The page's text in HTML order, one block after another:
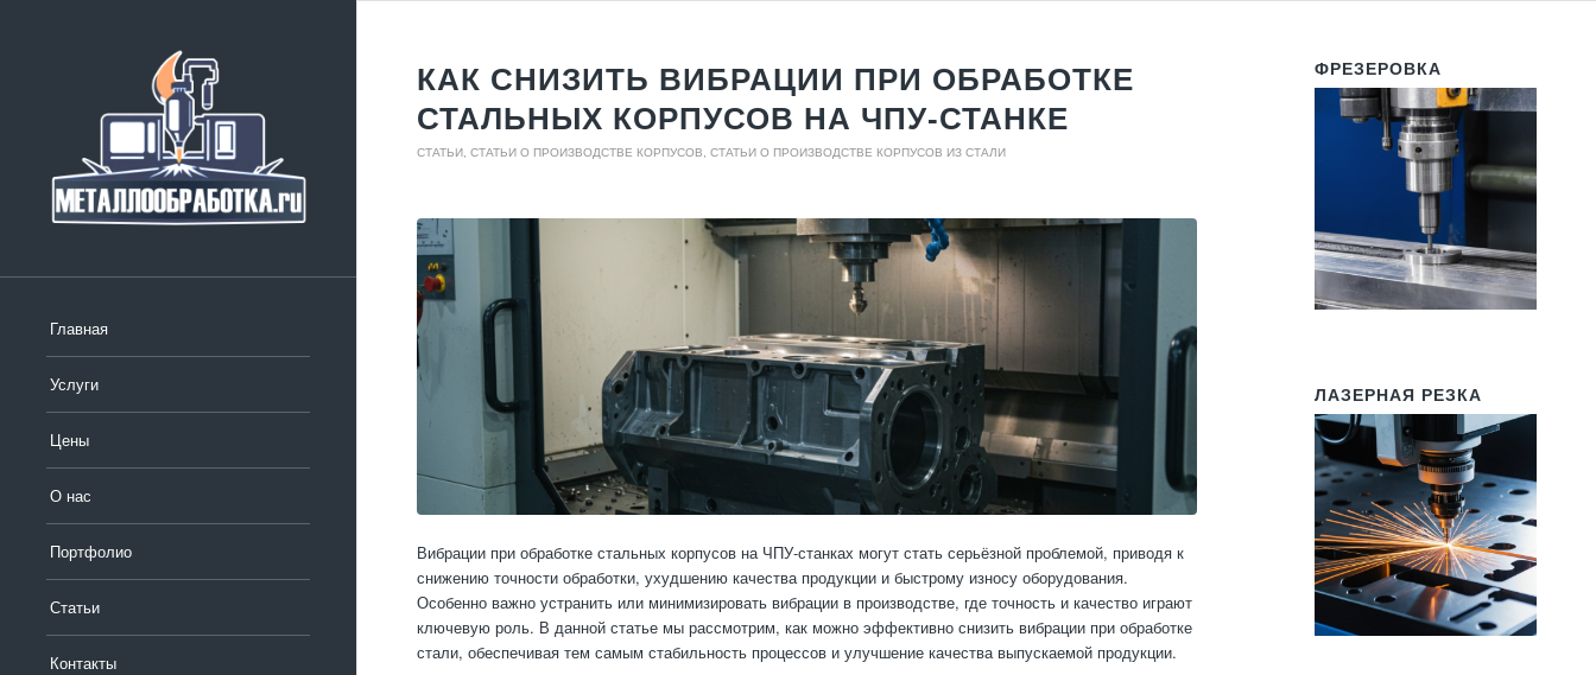
Главная
Услуги
Цены
О нас
Портфолио
Статьи
Контакты
КАК СНИЗИТЬ ВИБРАЦИИ ПРИ ОБРАБОТКЕ
СТАЛЬНЫХ КОРПУСОВ НА ЧПУ-СТАНКЕ
СТАТЬИ СТАТЬИ О ПРОИЗВОДСТВЕ КОРПУСОВ СТАТЬИ О ПРОИЗВОДСТВЕ КОРПУСОВ ИЗ СТАЛИ
Вибрации при обработке стальных корпусов на ЧПУ-станках могут стать серьёзной проблемой, приводя к
снижению точности обработки, ухудшению качества продукции и быстрому износу оборудования.
Особенно важно устранить или минимизировать вибрации в производстве, где точность и качество играют
ключевую роль. В данной статье мы рассмотрим, как можно эффективно снизить вибрации при обработке
стали, обеспечивая тем самым стабильность процессов и улучшение качества выпускаемой продукции.
ФРЕЗЕРОВКА
ЛАЗЕРНАЯ РЕЗКА